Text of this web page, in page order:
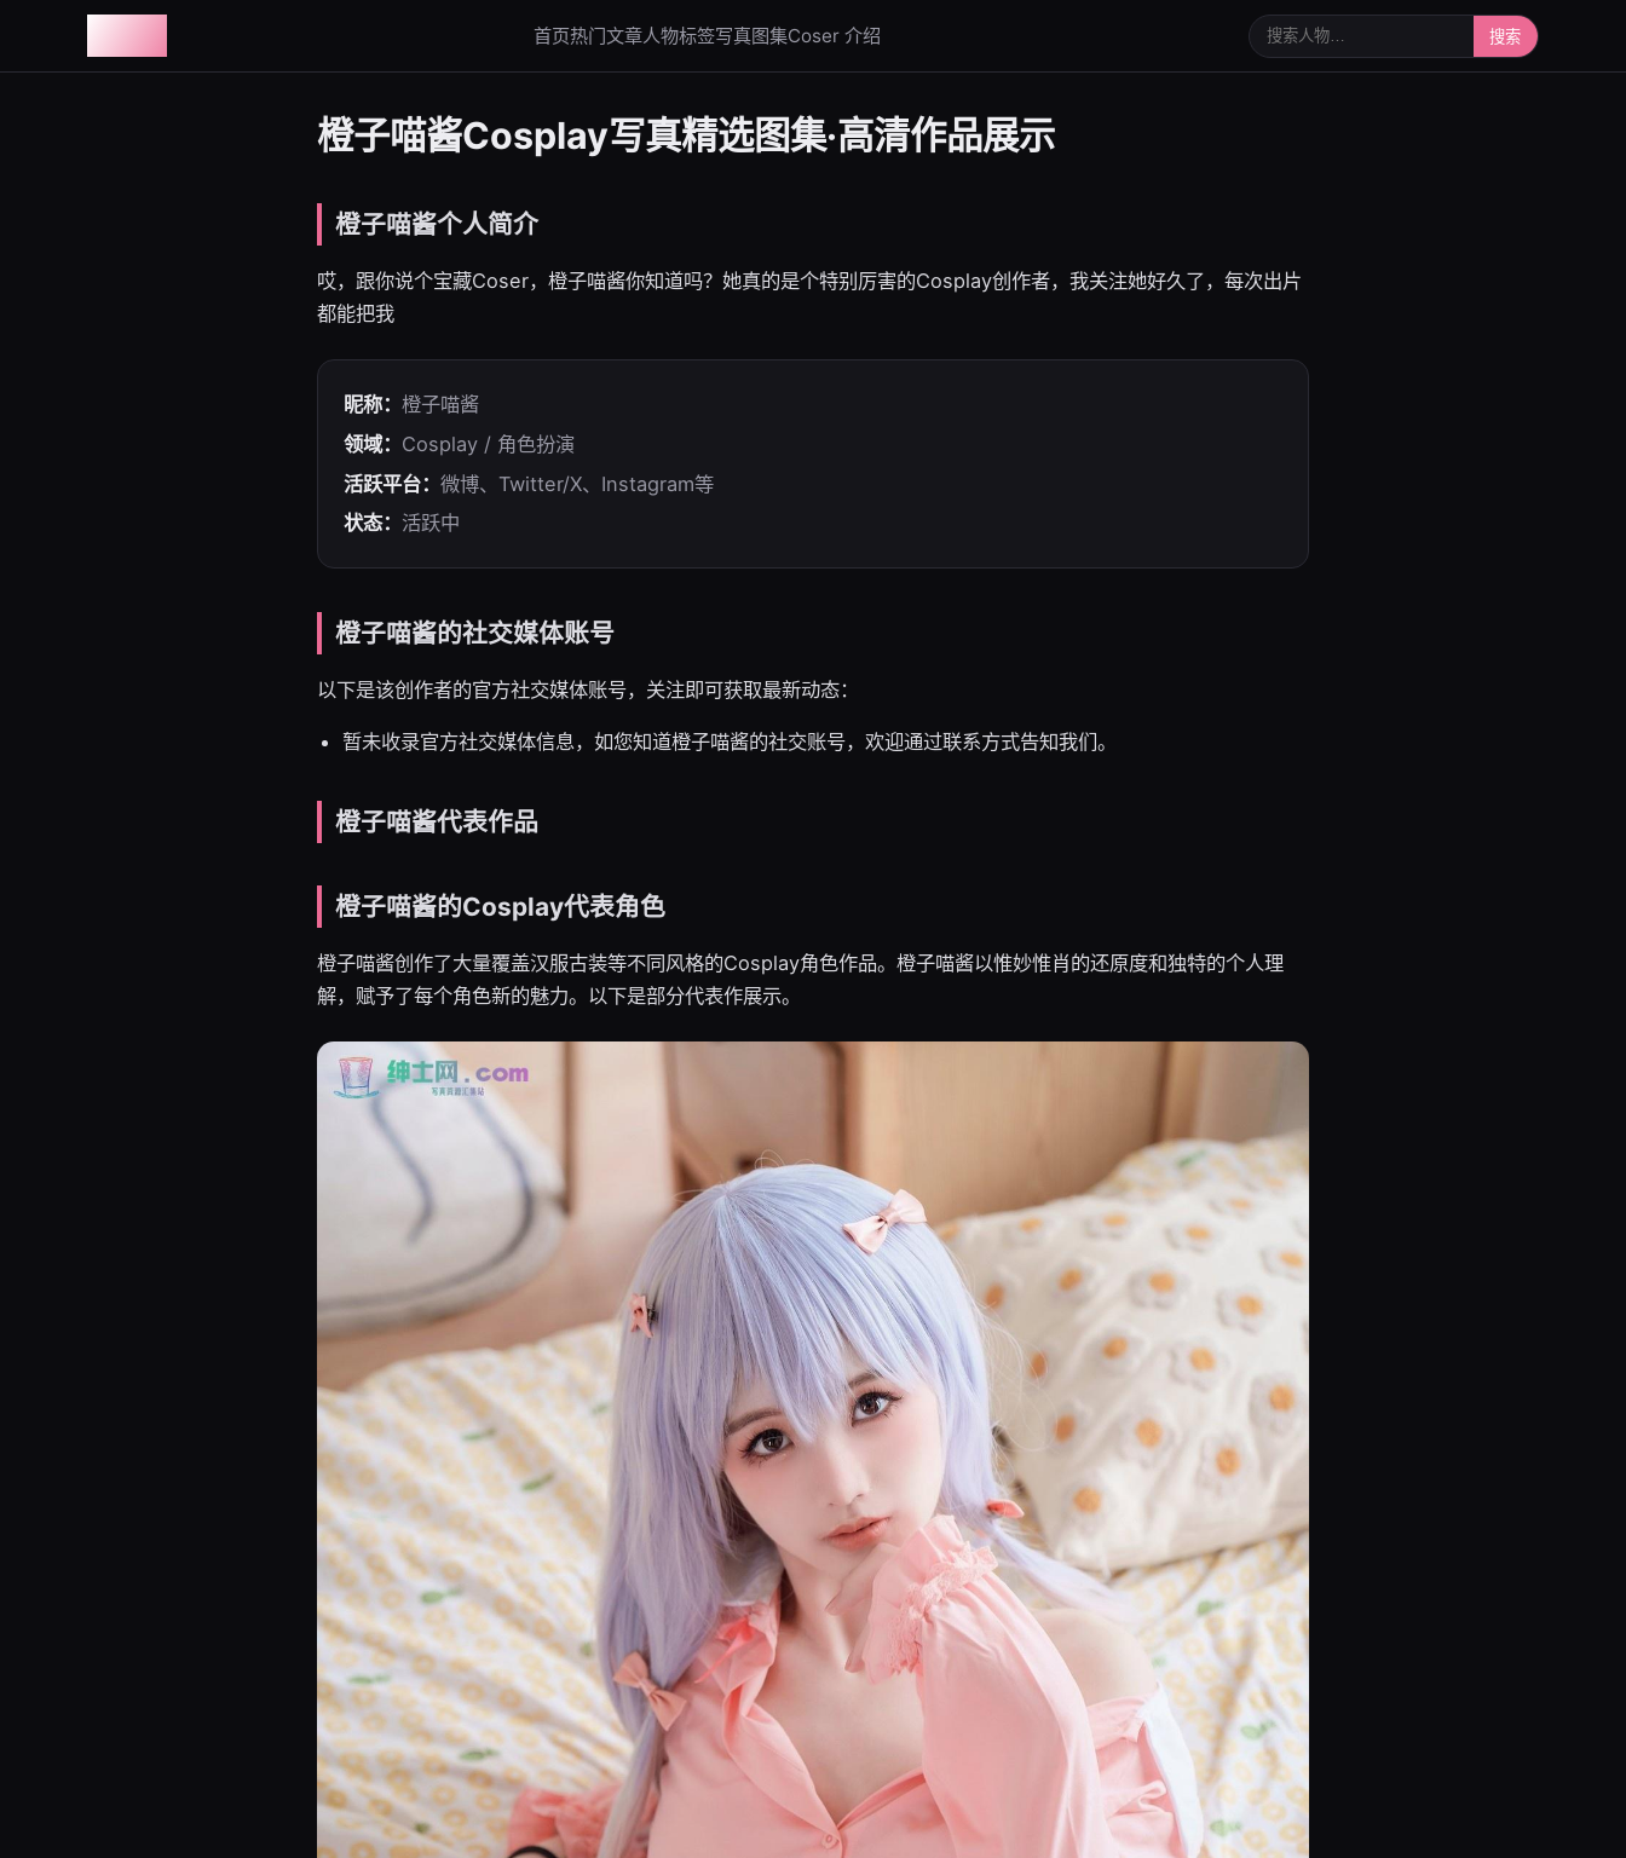
首页热门文章人物标签写真图集Coser 介绍 搜索人物或写真 搜索
橙子喵酱Cosplay写真精选图集·高清作品展示
橙子喵酱个人简介
哎，跟你说个宝藏Coser，橙子喵酱你知道吗？她真的是个特别厉害的Cosplay创作者，我关注她好久了，每次出片
都能把我
昵称： 橙子喵酱
领域： Cosplay / 角色扮演
活跃平台： 微博、Twitter/X、Instagram等
状态： 活跃中
橙子喵酱的社交媒体账号
以下是该创作者的官方社交媒体账号，关注即可获取最新动态：
暂未收录官方社交媒体信息，如您知道橙子喵酱的社交账号，欢迎通过联系方式告知我们。
橙子喵酱代表作品
橙子喵酱的Cosplay代表角色
橙子喵酱创作了大量覆盖汉服古装等不同风格的Cosplay角色作品。橙子喵酱以惟妙惟肖的还原度和独特的个人理
解，赋予了每个角色新的魅力。以下是部分代表作展示。